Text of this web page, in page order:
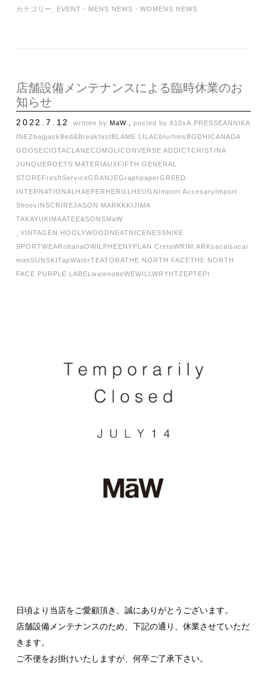
カテゴリー: EVENT ・ MENS NEWS ・ WOMENS NEWS
店舗設備メンテナンスによる臨時休業のお
知らせ
2022.7.12 written by MaW , posted by 810sA.PRESSEANNIKA
INEZbagjack Bed&BreakfastBLAME LILACblurhms BODHICANADA
GOOSECIOTACLANECOMOLICONVERSE ADDICTCRISTINA
JUNQUERO ETS.MATERIAUXFIFTH GENERAL
STOREFreshServiceGRANJEGraphpaperGREED
INTERNATIONAL HAEPER HERILL HEUGN Import AccesaryImport
Shoes INSCRIREJASON MARKKKIJIMA
TAKAYUKI MAATEE&SONSMaW
_VINTAGEN.HOOLYWOODNEATNICENESSNIKE
SPORTWEARoltanaOWIL PHEENYPLAN CretaWRIM.ARKsacaisacai
manSUNSKITapWaterTEATORATHE NORTH FACETHE NORTH
FACE PURPLE LABEL walenodeWEWILL WRYHTZEPTEPI
日頃より当店をご愛顧頂き、誠にありがとうございます。
店舗設備メンテナンスのため、下記の通り、休業させていただ
きます。
ご不便をお掛けいたしますが、何卒ご了承下さい。